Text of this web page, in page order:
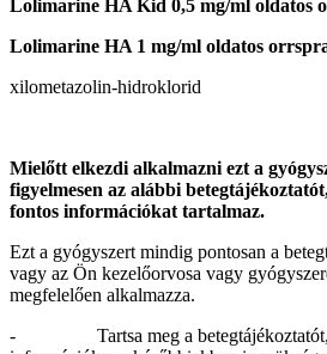
Lolimarine HA Kid 0,5 mg/ml oldatos
Lolimarine HA 1 mg/ml oldatos
xilometazolin-hidroklorid
Mielőtt elkezdi alkalmazni ezt a
figyelmesen az alábbi
fontos információkat tartalmaz.
Ezt a gyógyszert mindig pontosan a
vagy az Ön kezelőorvosa vagy
megfelelően alkalmazza.
- Tartsa meg a betegtájékoztatót,